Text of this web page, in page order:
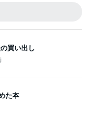
買い出し
た本